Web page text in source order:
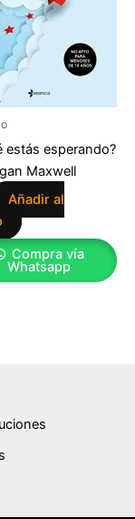
estás esperando?
Maxwell
Añadir al
Compra vía
Whatsapp